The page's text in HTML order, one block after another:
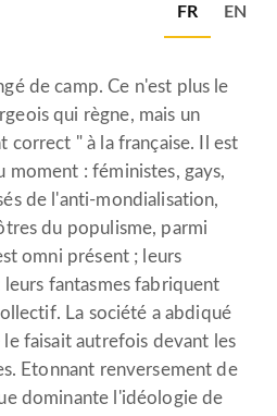
FR EN
de camp. Ce n'est plus le
qui règne, mais un
correct " à la française. Il est
moment : féministes, gays,
de l'anti-mondialisation,
du populisme, parmi
omni présent ; leurs
fantasmes fabriquent
La société a abdiqué
faisait autrefois devant les
Etonnant renversement de
dominante l'idéologie de